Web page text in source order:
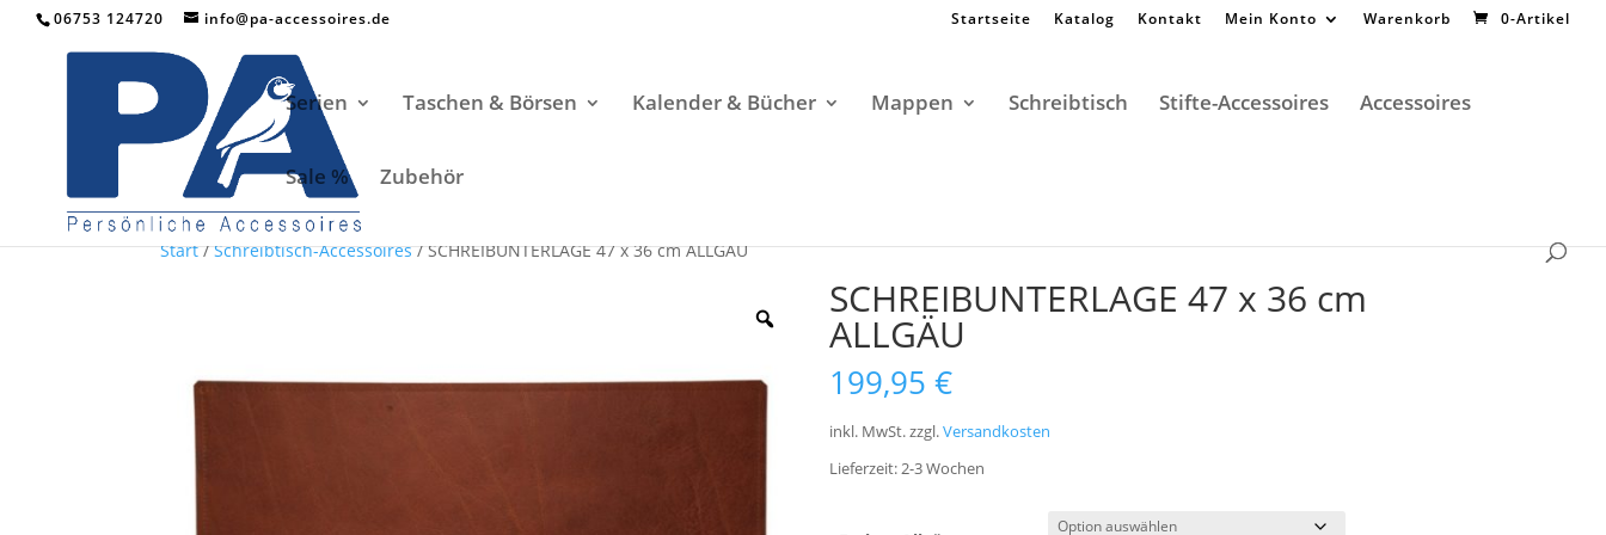
06753 124720 info@pa-accessoires.de Startseite Katalog Kontakt Mein Konto Warenkorb 0-Artikel
Serien Taschen & Börsen Kalender & Bücher Mappen Schreibtisch Stifte-Accessoires Accessoires
Sale % Zubehör
Start/Schreibtisch-Accessoires/ SCHREIBUNTERLAGE 47 x 36 cm ALLGÄU
SCHREIBUNTERLAGE 47 x 36 cm
ALLGÄU
199,95 €
inkl. MwSt. zzgl.Versandkosten
Lieferzeit:2-3 Wochen